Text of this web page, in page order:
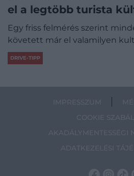
el a legtöbb turista
Egy friss felmérés szerint
követett már el valamilyen
DRIVE-TIPP